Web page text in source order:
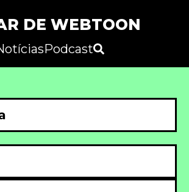
DE WEBTOON
Podcast